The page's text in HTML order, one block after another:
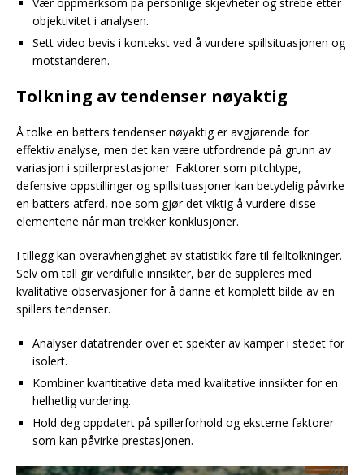
objektivitet i analysen.
Sett video bevis i kontekst ved å vurdere spillsituasjonen og
motstanderen.
Tolkning av tendenser nøyaktig
Å tolke en batters tendenser nøyaktig er avgjørende for
effektiv analyse, men det kan være utfordrende på grunn av
variasjon i spillerprestasjoner. Faktorer som pitchtype,
defensive oppstillinger og spillsituasjoner kan betydelig påvirke
en batters atferd, noe som gjør det viktig å vurdere disse
elementene når man trekker konklusjoner.
I tillegg kan overavhengighet av statistikk føre til feiltolkninger.
Selv om tall gir verdifulle innsikter, bør de suppleres med
kvalitative observasjoner for å danne et komplett bilde av en
spillers tendenser.
Analyser datatrender over et spekter av kamper i stedet for
isolert.
Kombiner kvantitative data med kvalitative innsikter for en
helhetlig vurdering.
Hold deg oppdatert på spillerforhold og eksterne faktorer
som kan påvirke prestasjonen.